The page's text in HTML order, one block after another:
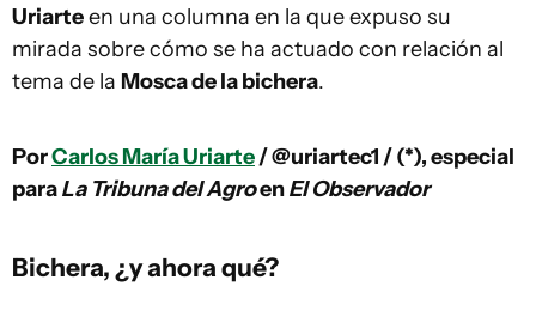
Uriarteen una columna en la que expuso su
mirada sobre cómo se ha actuado con relación al
tema de la Mosca de la bichera.
PorCarlos María Uriarte/ @uriartec1 / (*), especial
paraLa Tribuna del AgroenEl Observador
Bichera, ¿y ahora qué?